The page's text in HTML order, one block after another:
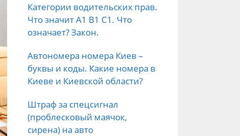
Категории водительских прав.
Что значит А1 B1 C1. Что
означает? Закон.
Автономера номера Киев –
буквы и коды. Какие номера в
Киеве и Киевской области?
Штраф за спецсигнал
(проблесковый маячок,
сирена) на авто